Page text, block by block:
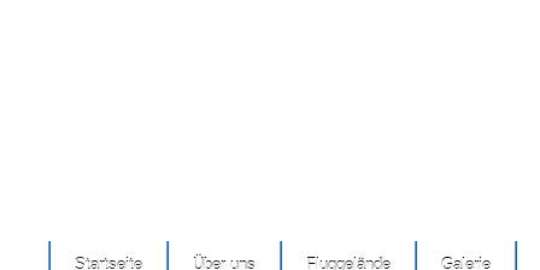
Startseite Über uns Fluggelände Galerie